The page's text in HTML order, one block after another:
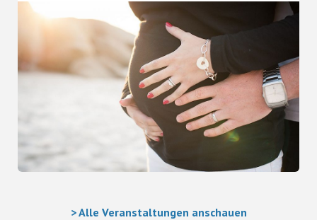
> Alle Veranstaltungen anschauen